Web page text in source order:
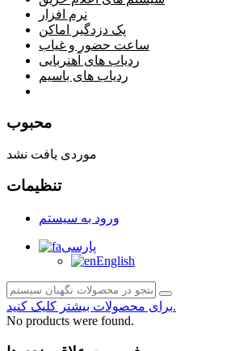
نرم افزار
پک دزدگیر اماکن
ساعت حضور و غیاب
ردیاب های آهنربایی
ردیاب های باسیم
محبوب
موردی یافت نشد
تنظیمات
ورود به سیستم
پارسی
English
برای محصولات بیشتر کلیک کنید.
No products were found.